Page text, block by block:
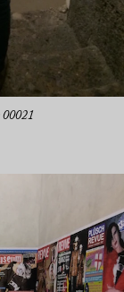
00021